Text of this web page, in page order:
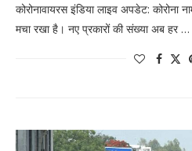
कोरोनावायरस इंडिया लाइव अपडेट: कोरोना
मचा रखा है। नए प्रकारों की संख्या अब हर …